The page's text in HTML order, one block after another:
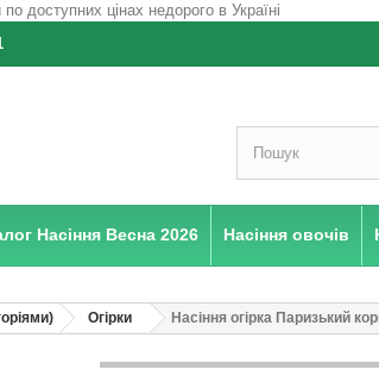
Насіння Весна 2026 Насіння овочів
Огірки Насіння огірка Паризький